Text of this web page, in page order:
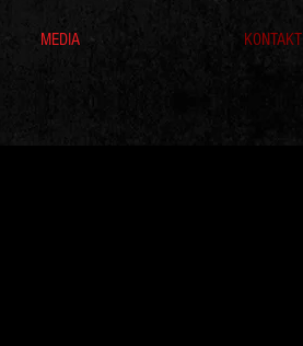
MEDIA KONTAKT